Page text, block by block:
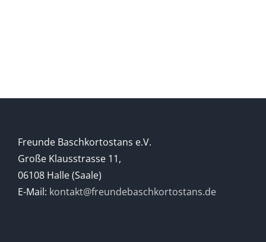
Freunde Baschkortostans e.V.
Große Klausstrasse 11,
06108 Halle (Saale)
E-Mail: kontakt@freundebaschkortostans.de